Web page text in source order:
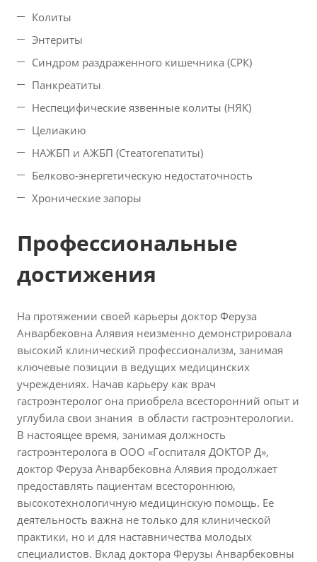
Колиты
Энтериты
Синдром раздраженного кишечника (СРК)
Панкреатиты
Неспецифические язвенные колиты (НЯК)
Целиакию
НАЖБП и АЖБП (Стеатогепатиты)
Белково-энергетическую недостаточность
Хронические запоры
Профессиональные
достижения
На протяжении своей карьеры доктор Феруза
Анварбековна Алявия неизменно демонстрировала
высокий клинический профессионализм, занимая
ключевые позиции в ведущих медицинских
учреждениях. Начав карьеру как врач
гастроэнтеролог она приобрела всесторонний опыт и
углубила свои знания в области гастроэнтерологии.
В настоящее время, занимая должность
гастроэнтеролога в ООО «Госпиталя ДОКТОР Д»,
доктор Феруза Анварбековна Алявия продолжает
предоставлять пациентам всестороннюю,
высокотехнологичную медицинскую помощь. Ее
деятельность важна не только для клинической
практики, но и для наставничества молодых
специалистов. Вклад доктора Ферузы Анварбековны